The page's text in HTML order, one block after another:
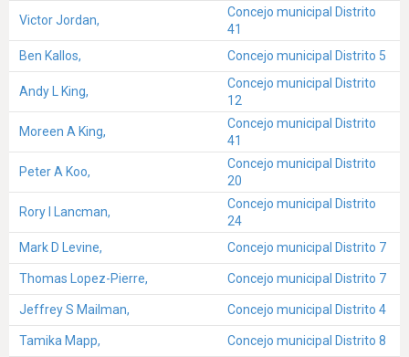
Victor Jordan,
Concejo municipal Distrito
41
Ben Kallos,
Concejo municipal Distrito 5
Andy L King,
Concejo municipal Distrito
12
Moreen A King,
Concejo municipal Distrito
41
Peter A Koo,
Concejo municipal Distrito
20
Rory I Lancman,
Concejo municipal Distrito
24
Mark D Levine,
Concejo municipal Distrito 7
Thomas Lopez-Pierre, Concejo municipal Distrito 7
Jeffrey S Mailman, Concejo municipal Distrito 4
Tamika Mapp, Concejo municipal Distrito 8